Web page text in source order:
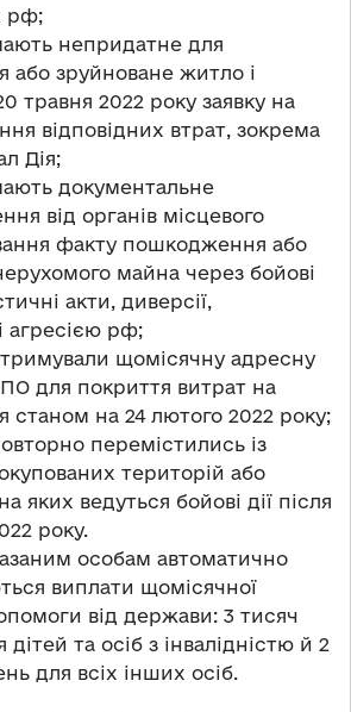
рф;
непридатне для
або зруйноване житло і
травня 2022 року заявку на
відповідних втрат, зокрема
Дія;
документальне
від органів місцевого
факту пошкодження або
майна через бойові
акти, диверсії,
агресією рф;
щомісячну адресну
для покриття витрат на
станом на 24 лютого 2022 року;
перемістились із
територій або
яких ведуться бойові дії після
року.
особам автоматично
виплати щомісячної
від держави: 3 тисяч
дітей та осіб з інвалідністю й 2
для всіх інших осіб.